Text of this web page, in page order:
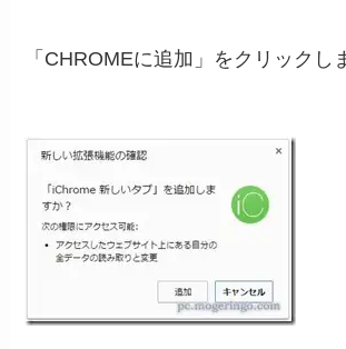
「CHROMEに追加」をクリックし